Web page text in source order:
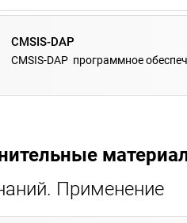
CMSIS-DAP
CMSIS-DAP программное
Применение